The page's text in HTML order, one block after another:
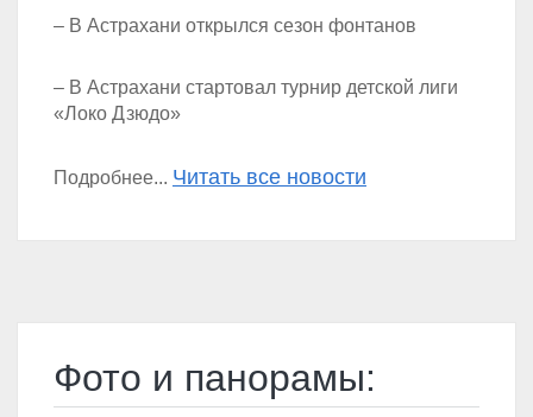
– В Астрахани открылся сезон фонтанов
– В Астрахани стартовал турнир детской лиги
«Локо Дзюдо»
Подробнее... Читать все новости
Фото и панорамы: